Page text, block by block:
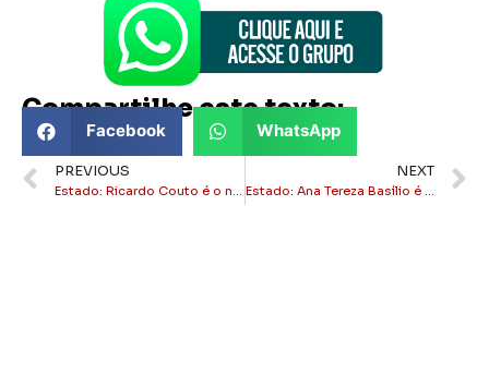
Compartilhe este texto:
Facebook WhatsApp
PREVIOUS NEXT